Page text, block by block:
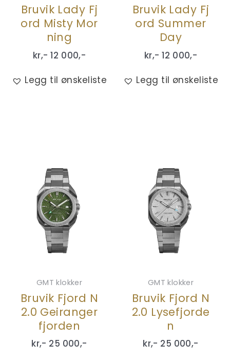
Bruvik Lady Fj
ord Misty Mor
ning
kr,- 12 000,-
Legg til ønskeliste
Bruvik Lady Fj
ord Summer
Day
kr,- 12 000,-
Legg til ønskeliste
GMT klokker
Bruvik Fjord N
2.0 Geiranger
fjorden
kr,- 25 000,-
GMT klokker
Bruvik Fjord N
2.0 Lysefjorde
n
kr,- 25 000,-